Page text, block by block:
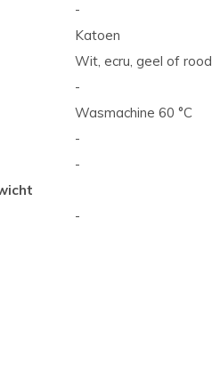
-
Katoen
Wit, ecru, geel of rood
-
Wasmachine 60 °C
-
-
-